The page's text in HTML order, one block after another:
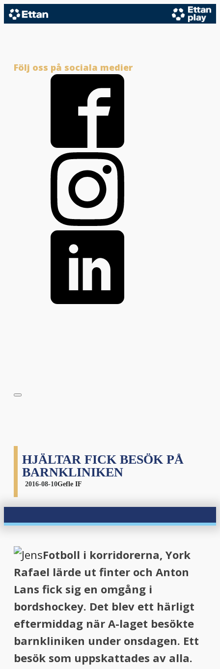
Följ oss på sociala medier
HJÄLTAR FICK BESÖK PÅ
BARNKLINIKEN
2016-08-10Gefle IF
Fotboll i korridorerna, York
Rafael lärde ut finter och Anton
Lans fick sig en omgång i
bordshockey. Det blev ett härligt
eftermiddag när A-laget besökte
barnkliniken under onsdagen. Ett
besök som uppskattades av alla.